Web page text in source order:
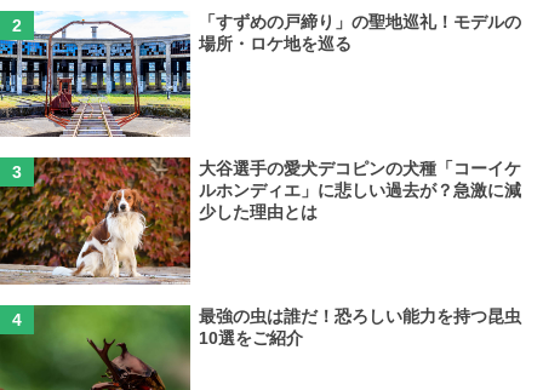
「すずめの戸締り」の聖地巡礼！モデルの
場所・ロケ地を巡る
大谷選手の愛犬デコピンの犬種「コーイケ
ルホンディエ」に悲しい過去が？急激に減
少した理由とは
最強の虫は誰だ！恐ろしい能力を持つ昆虫
10選をご紹介